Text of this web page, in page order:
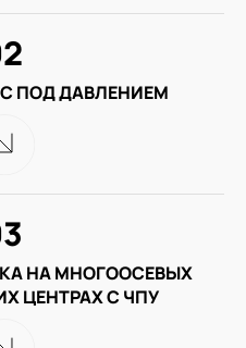
ПОД ДАВЛЕНИЕМ
НА МНОГООСЕВЫХ
ЦЕНТРАХ С ЧПУ